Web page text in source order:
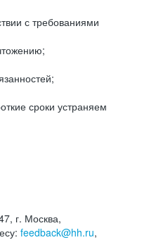
с требованиями
сроки устраняем
г. Москва,
feedback@hh.ru,